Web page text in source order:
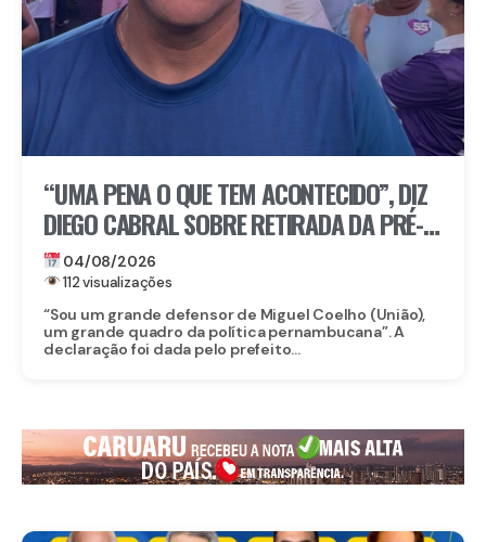
“UMA PENA O QUE TEM ACONTECIDO”, DIZ
DIEGO CABRAL SOBRE RETIRADA DA PRÉ-
CANDIDATURA DE MIGUEL COELHO AO
SENADO
04/08/2026
112 visualizações
“Sou um grande defensor de Miguel Coelho (União),
um grande quadro da política pernambucana”. A
declaração foi dada pelo prefeito...